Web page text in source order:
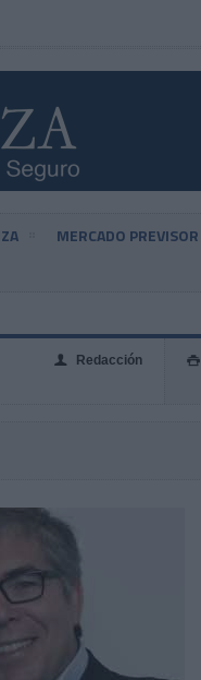
MERCADO PREVISOR

👤 Redacción